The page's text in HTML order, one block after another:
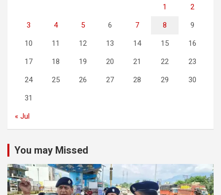
1 2
3 4 5 6 7 8 9
10 11 12 13 14 15 16
17 18 19 20 21 22 23
24 25 26 27 28 29 30
31
« Jul
You may Missed